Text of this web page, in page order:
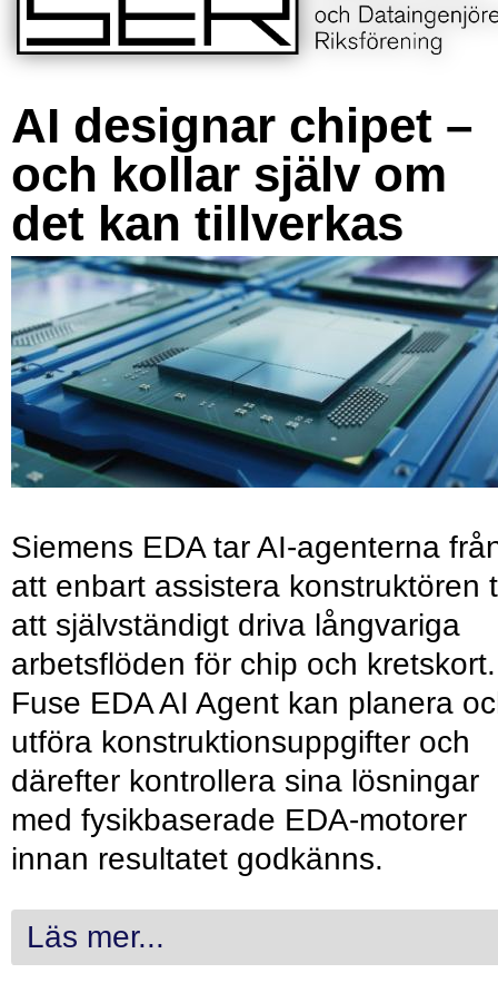
AI designar chipet –
och kollar själv om
det kan tillverkas
Siemens EDA tar AI-agenterna
att enbart assistera konstruktören
att självständigt driva långvariga
arbetsflöden för chip och kretskort.
Fuse EDA AI Agent kan planera
utföra konstruktionsuppgifter och
därefter kontrollera sina lösningar
med fysikbaserade EDA-motorer
innan resultatet godkänns.
Läs mer...